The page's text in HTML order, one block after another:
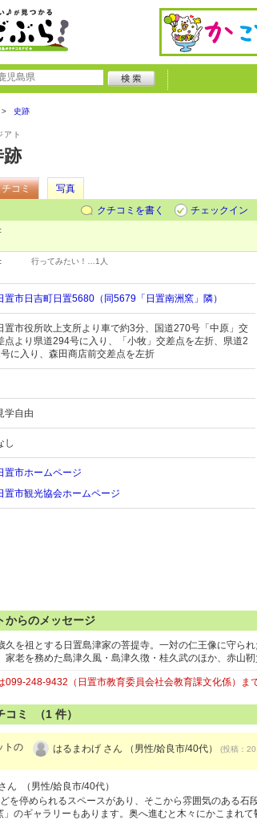
史跡
アト
跡
コミ
写真
クチコミを書く
チェックイン
行ってみたい！… 1人
置市日吉町日置5680（同5679「日置南洲窯」隣）
置市役所吹上支所より車で約3分、国道270号「中原」交
点より県道294号に入り、「小牧」交差点を左折、県道2
に入り、森田商店前交差点を左折
学自由
し
置市ホームページ
置市観光協会ホームページ
からのメッセージ
久を祖とする日置島津家の菩提寺。一対の仁王像に守ら
家老を務めた島津久風・島津久徴・桂久武のほか、赤山靭
099-248-9432（日置市教育委員会社会教育課文化係）ま
コミ （1 件）
トの
はるまわげ さん （男性/姶良市/40代） (投稿：
ん （男性/姶良市/40代）
を停められるスペースがあり、そこから雰囲気のある
」のギャラリーもあります。奥へ進むと木々にかこまれ